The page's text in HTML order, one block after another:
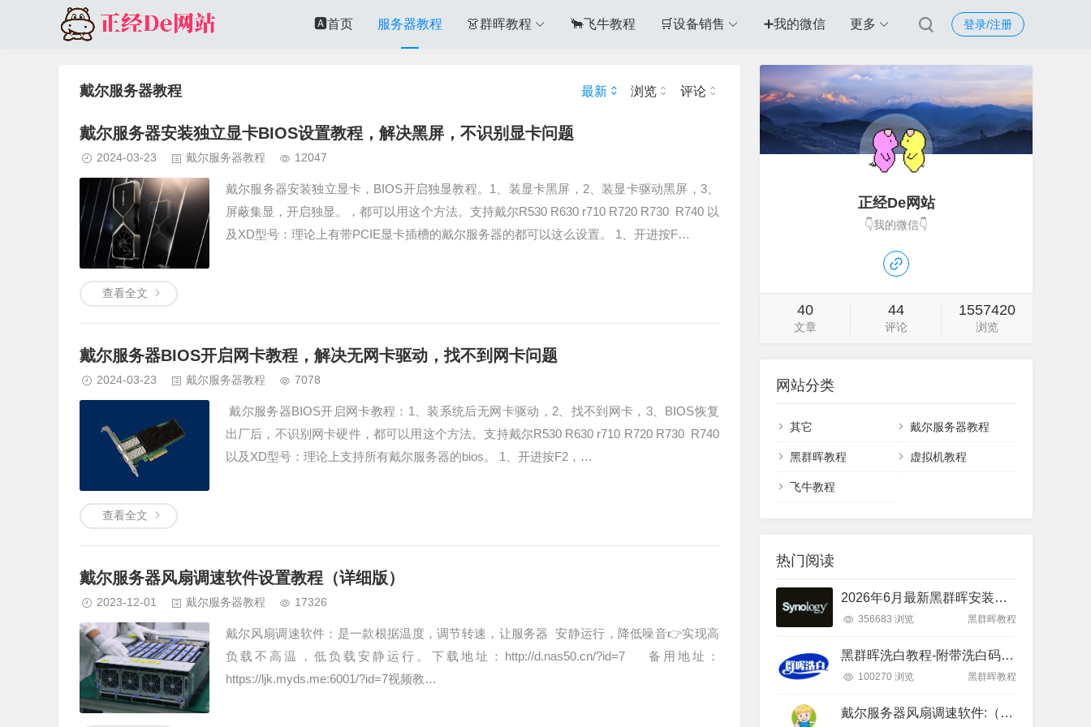
登录/注册
🅰️首页 服务器教程 👗群晖教程 🐂飞牛教程 🛒设备销售 ➕我的微信 更多
戴尔服务器教程 最新 浏览 评论
戴尔服务器安装独立显卡BIOS设置教程，解决黑屏，不识别显卡问题
2024-03-23 戴尔服务器教程 12047
戴尔服务器安装独立显卡，BIOS开启独显教程。1、装显卡黑屏，2、装显卡驱动黑屏，3、
屏蔽集显，开启独显。，都可以用这个方法。支持戴尔R530 R630 r710 R720 R730 R740 以
及XD型号：理论上有带PCIE显卡插槽的戴尔服务器的都可以这么设置。 1、开进按F…
查看全文
戴尔服务器BIOS开启网卡教程，解决无网卡驱动，找不到网卡问题
2024-03-23 戴尔服务器教程 7078
戴尔服务器BIOS开启网卡教程：1、装系统后无网卡驱动，2、找不到网卡，3、BIOS恢复
出厂后，不识别网卡硬件，都可以用这个方法。支持戴尔R530 R630 r710 R720 R730 R740
以及XD型号：理论上支持所有戴尔服务器的bios。 1、开进按F2，…
查看全文
戴尔服务器风扇调速软件设置教程（详细版）
2023-12-01 戴尔服务器教程 17326
戴尔风扇调速软件：是一款根据温度，调节转速，让服务器 安静运行，降低噪音👉实现高
负载不高温，低负载安静运行。下载地址：http://d.nas50.cn/?id=7 备用地址：
https://ljk.myds.me:6001/?id=7视频教…
正经De网站
👇我的微信👇
40
文章
44
评论
1557420
浏览
网站分类
其它 戴尔服务器教程
黑群晖教程 虚拟机教程
飞牛教程
热门阅读
2026年6月最新黑群晖安装教程（RR26.6.1+DSM7.4）
356683 浏览 黑群晖教程
黑群晖洗白教程-附带洗白码(2026年3月更新)
100270 浏览 黑群晖教程
戴尔服务器风扇调速软件:（下载激活和设置教程）